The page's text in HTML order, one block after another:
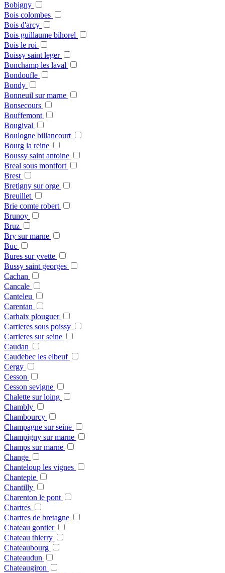
Bobigny
Bois colombes
Bois d'arcy
Bois guillaume bihorel
Bois le roi
Boissy saint leger
Bonchamp les laval
Bondoufle
Bondy
Bonneuil sur marne
Bonsecours
Bouffemont
Bougival
Boulogne billancourt
Bourg la reine
Boussy saint antoine
Breal sous montfort
Brest
Bretigny sur orge
Breuillet
Brie comte robert
Brunoy
Bruz
Bry sur marne
Buc
Bures sur yvette
Bussy saint georges
Cachan
Cancale
Canteleu
Carentan
Carhaix plouguer
Carrieres sous poissy
Carrieres sur seine
Caudan
Caudebec les elbeuf
Cergy
Cesson
Cesson sevigne
Chalette sur loing
Chambly
Chambourcy
Champagne sur seine
Champigny sur marne
Champs sur marne
Change
Chanteloup les vignes
Chantepie
Chantilly
Charenton le pont
Chartres
Chartres de bretagne
Chateau gontier
Chateau thierry
Chateaubourg
Chateaudun
Chateaugiron